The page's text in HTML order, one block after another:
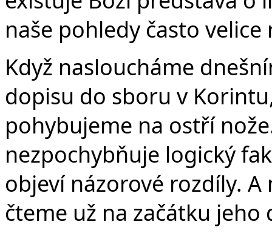
naše pohledy často velice
Když nasloucháme
dopisu do sboru v
pohybujeme na ostří
nezpochybňuje logický
objeví názorové rozdíly.
čteme už na začátku jeho